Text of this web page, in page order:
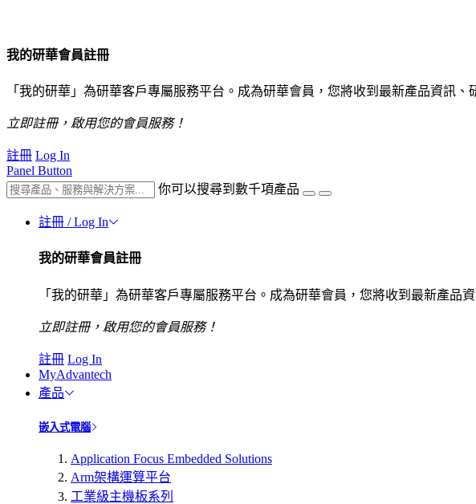
我的研華會員註冊
「我的研華」為研華客戶專屬服務平台。成為研華會員，您將收到最新產品資訊、
立即註冊，啟用您的會員服務！
註冊 Log In
Panel Button
你可以搜尋到數千項產品
註冊 / Log In
我的研華會員註冊
「我的研華」為研華客戶專屬服務平台。成為研華會員，您將收到最新產品
立即註冊，啟用您的會員服務！
註冊 Log In
MyAdvantech
產品
嵌入式電腦
Application Focus Embedded Solutions
Arm架構運算平台
工業級主機板系列